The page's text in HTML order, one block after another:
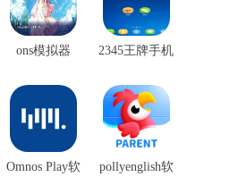
ons模拟器
2345王牌手机
Omnos Play软
pollyenglish软